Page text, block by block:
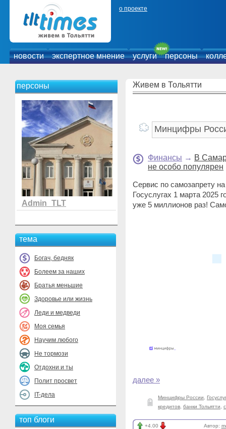
о проекте
новости экспертное мнение услуги персоны
персоны
Admin_TLT
тема
Богач, бедняк
Болеем за наших
Братья меньшие
Здоровье или жизнь
Леди и медведи
Моя семья
Научим любого
Не тормози
Отдохни и ты
Полит просвет
IT-дела
топ блоги
Живем в Тольятти
Финансы → В
не особо популярен
Сервис по самозапрету
Госуслугах 1 марта 2025
уже 5 миллионов раз!
далее »
Минцифры России
кредитов банки Тольятти
+4.00 Автор: